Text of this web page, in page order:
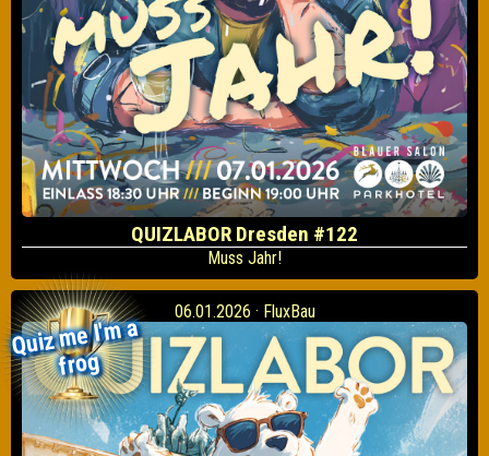
QUIZLABOR Dresden #122
Muss Jahr!
Quiz
me I'
m a
frog
06.01.2026 · FluxBau